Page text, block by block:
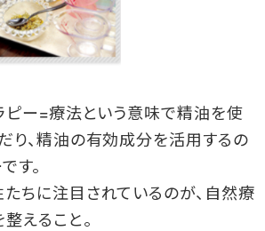
ピー=療法という意味で精油を使
り、精油の有効成分を活用するの
す。
ちに注目されているのが、自然療
えること。